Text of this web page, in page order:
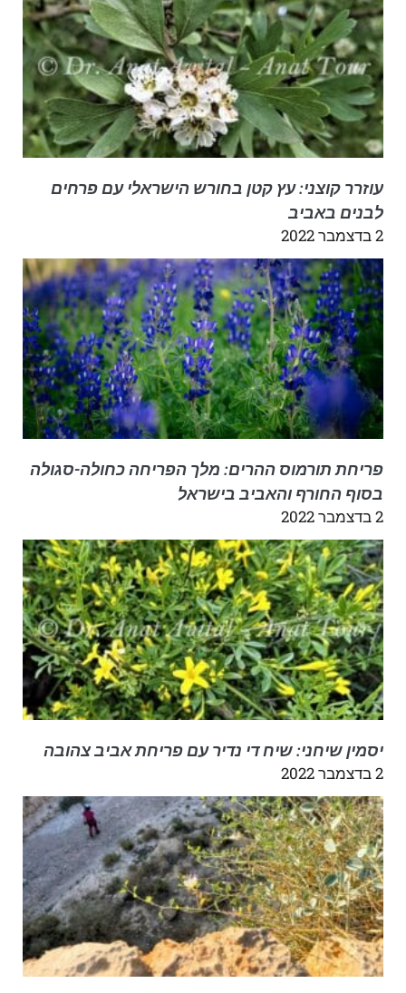
עוזרר קוצני: עץ קטן בחורש הישראלי עם פרחים
לבנים באביב
2 בדצמבר 2022
פריחת תורמוס ההרים: מלך הפריחה כחולה-סגולה
בסוף החורף והאביב בישראל
2 בדצמבר 2022
יסמין שיחני: שיח די נדיר עם פריחת אביב צהובה
2 בדצמבר 2022